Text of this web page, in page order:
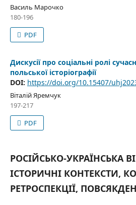
Василь Марочко
180-196
PDF
Дискусії про соціальні ролі
польської історіографії
DOI: https://doi.org/10.15407/
Віталій Яремчук
197-217
PDF
РОСІЙСЬКО-УКРАЇНСЬКА
ІСТОРИЧНІ КОНТЕКСТИ,
РЕТРОСПЕКЦІЇ,